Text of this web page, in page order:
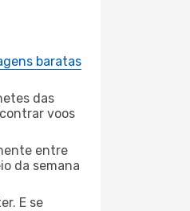
baratas
das
voos
entre
da semana
E se